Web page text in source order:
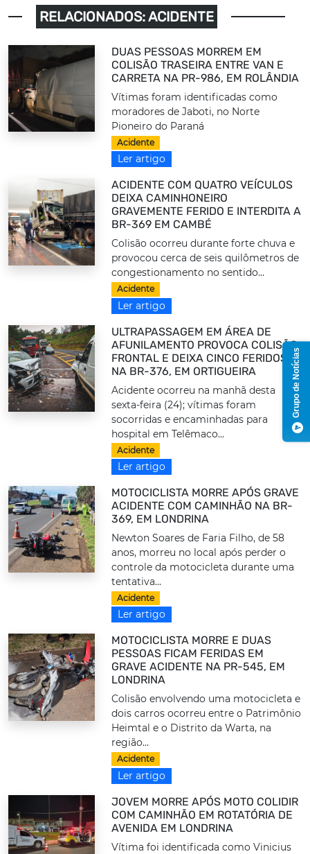
RELACIONADOS: ACIDENTE
DUAS PESSOAS MORREM EM
COLISÃO TRASEIRA ENTRE VAN E
CARRETA NA PR-986, EM ROLÂNDIA
Vítimas foram identificadas como
moradores de Jaboti, no Norte
Pioneiro do Paraná
Acidente
Ler artigo
ACIDENTE COM QUATRO VEÍCULOS
DEIXA CAMINHONEIRO
GRAVEMENTE FERIDO E INTERDITA A
BR-369 EM CAMBÉ
Colisão ocorreu durante forte chuva e
provocou cerca de seis quilômetros de
congestionamento no sentido...
Acidente
Ler artigo
ULTRAPASSAGEM EM ÁREA DE
AFUNILAMENTO PROVOCA COLISÃO
FRONTAL E DEIXA CINCO FERIDOS
NA BR-376, EM ORTIGUEIRA
Acidente ocorreu na manhã desta
sexta-feira (24); vítimas foram
socorridas e encaminhadas para
hospital em Telêmaco...
Acidente
Ler artigo
MOTOCICLISTA MORRE APÓS GRAVE
ACIDENTE COM CAMINHÃO NA BR-
369, EM LONDRINA
Newton Soares de Faria Filho, de 58
anos, morreu no local após perder o
controle da motocicleta durante uma
tentativa...
Acidente
Ler artigo
MOTOCICLISTA MORRE E DUAS
PESSOAS FICAM FERIDAS EM
GRAVE ACIDENTE NA PR-545, EM
LONDRINA
Colisão envolvendo uma motocicleta e
dois carros ocorreu entre o Patrimônio
Heimtal e o Distrito da Warta, na
região...
Acidente
Ler artigo
JOVEM MORRE APÓS MOTO COLIDIR
COM CAMINHÃO EM ROTATÓRIA DE
AVENIDA EM LONDRINA
Vítima foi identificada como Vinicius
Grupo de Notícias